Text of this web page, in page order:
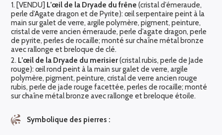
1. [VENDU] L’œil de la Dryade du frêne (cristal d’émeraude,
perle d’Agate dragon et de Pyrite): œil serpentaire peint à la
main sur galet de verre, argile polymère, pigment, peinture,
cristal de verre ancien émeraude, perle d’agate dragon, perle
de pyrite, perles de rocaille; monté sur chaîne métal bronze
avec rallonge et breloque de clé.
2. L’œil de la Dryade du merisier(cristal rubis, perle de Jade
rouge): œil rond peint à la main sur galet de verre, argile
polymère, pigment, peinture, cristal de verre ancien rouge
rubis, perle de jade rouge facettée, perles de rocaille; monté
sur chaîne métal bronze avec rallonge et breloque étoile.
Symbolique des pierres :